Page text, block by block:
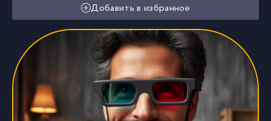
Добавить в избранное